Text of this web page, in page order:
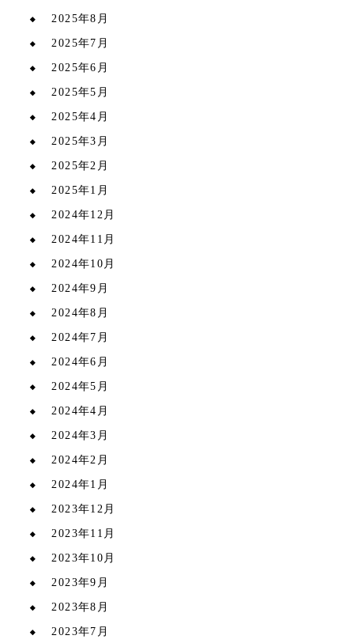
2025年8月
2025年7月
2025年6月
2025年5月
2025年4月
2025年3月
2025年2月
2025年1月
2024年12月
2024年11月
2024年10月
2024年9月
2024年8月
2024年7月
2024年6月
2024年5月
2024年4月
2024年3月
2024年2月
2024年1月
2023年12月
2023年11月
2023年10月
2023年9月
2023年8月
2023年7月